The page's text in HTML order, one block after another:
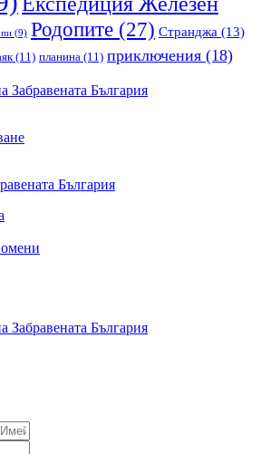
(9) Родопите (27) Странджа (13)
(11) планина (11) приключения (18)
Забравената България
Забравената България